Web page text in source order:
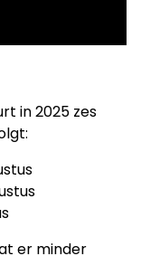
in 2025 zes
er minder